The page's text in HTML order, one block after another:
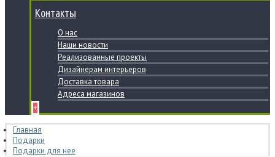
Контакты
О нас
Наши новости
Реализованные проекты
Дизайнерам интерьеров
Доставка товара
Адреса магазинов
+
Главная
Подарки
Подарки для нее